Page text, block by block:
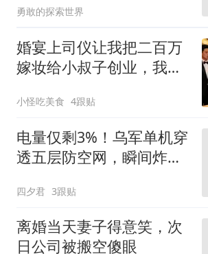
勇敢的探索世界
婚宴上司仪让我把二百万
嫁妆给小叔子创业，我一
小怪吃美食 4跟贴
电量仅剩3%！乌军单机穿
透五层防空网，瞬间炸飞
四夕君 3跟贴
离婚当天妻子得意笑，次
日公司被搬空傻眼